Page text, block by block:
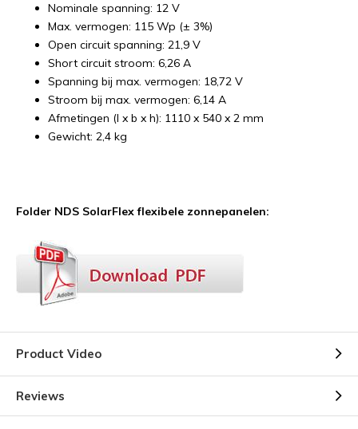
Nominale spanning: 12 V
Max. vermogen: 115 Wp (± 3%)
Open circuit spanning: 21,9 V
Short circuit stroom: 6,26 A
Spanning bij max. vermogen: 18,72 V
Stroom bij max. vermogen: 6,14 A
Afmetingen (l x b x h): 1110 x 540 x 2 mm
Gewicht: 2,4 kg
Folder NDS SolarFlex flexibele zonnepanelen:
Product Video
Reviews